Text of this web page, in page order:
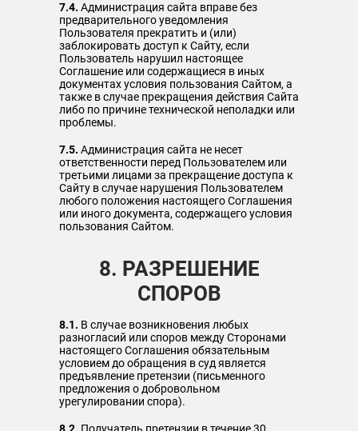
7.4. Администрация сайта вправе без
предварительного уведомления
Пользователя прекратить и (или)
заблокировать доступ к Сайту, если
Пользователь нарушил настоящее
Соглашение или содержащиеся в иных
документах условия пользования Сайтом, а
также в случае прекращения действия Сайта
либо по причине технической неполадки или
проблемы.
7.5. Администрация сайта не несет
ответственности перед Пользователем или
третьими лицами за прекращение доступа к
Сайту в случае нарушения Пользователем
любого положения настоящего Соглашения
или иного документа, содержащего условия
пользования Сайтом.
8. РАЗРЕШЕНИЕ
СПОРОВ
8.1. В случае возникновения любых
разногласий или споров между Сторонами
настоящего Соглашения обязательным
условием до обращения в суд является
предъявление претензии (письменного
предложения о добровольном
урегулировании спора).